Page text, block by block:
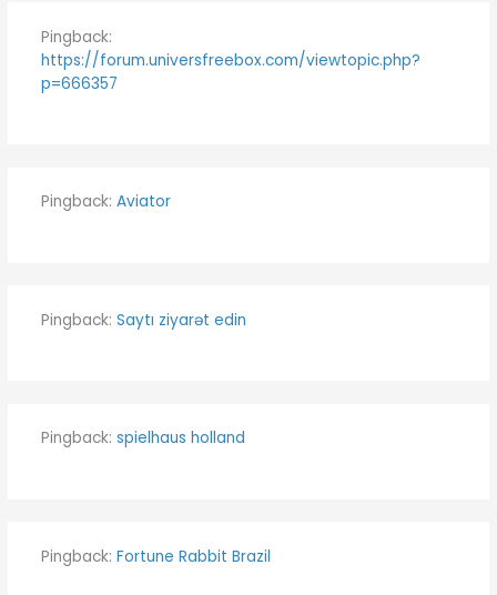
Pingback:
https://forum.universfreebox.com/viewtopic.php?
p=666357
Pingback: Aviator
Pingback: Saytı ziyarət edin
Pingback: spielhaus holland
Pingback: Fortune Rabbit Brazil